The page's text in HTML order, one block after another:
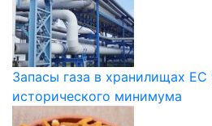
Запасы газа в хранилищах ЕС
исторического минимума